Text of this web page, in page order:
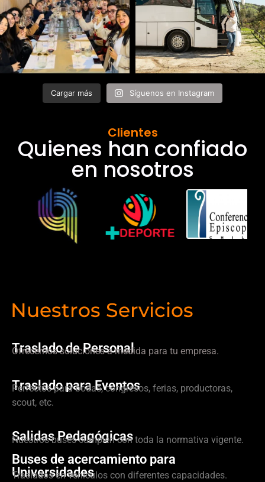
Cargar más Síguenos en Instagram
Clientes
Quienes han confiado
en nosotros
Nuestros Servicios
Traslado de Personal
Ofrecemos soluciones a medida para tu empresa.
Traslado para Eventos
Perfectos para bodas, congresos, ferias, productoras,
scout, etc.
Salidas Pedagógicas
Nuestros buses cumplen con toda la normativa vigente.
Buses de acercamiento para
Universidades
Traslados en vehículos con diferentes capacidades.